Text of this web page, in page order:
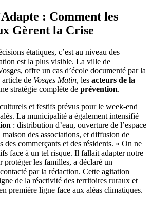
: Comment les
Gèrent la Crise
étatiques, c’est au niveau des
est la plus visible. La ville de
offre un cas d’école documenté par la
article de Vosges Matin, les acteurs de la
stratégie complète de prévention.
culturels et festifs prévus pour le week-end
La municipalité a également intensifié
: distribution d’eau, ouverture de l’espace
des associations, et diffusion de
des commerçants et des résidents. « On ne
face à un tel risque. Il fallait adapter notre
protéger les familles, a déclaré un
par la rédaction. Cette agitation
de la réactivité des territoires ruraux et
première ligne face aux aléas climatiques.